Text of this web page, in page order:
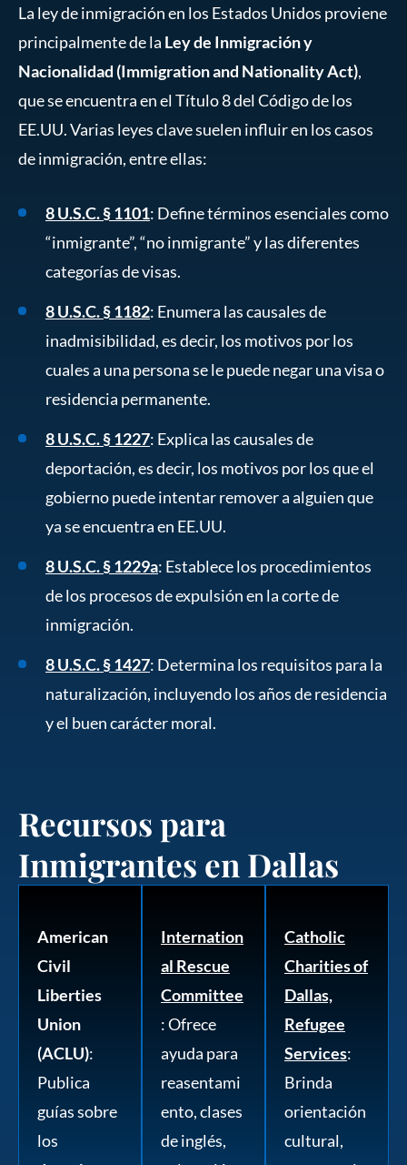
La ley de inmigración en los Estados Unidos proviene
principalmente de la Ley de Inmigración y
Nacionalidad (Immigration and Nationality Act),
que se encuentra en el Título 8 del Código de los
EE.UU. Varias leyes clave suelen influir en los casos
de inmigración, entre ellas:
8 U.S.C. § 1101: Define términos esenciales como
“inmigrante”, “no inmigrante” y las diferentes
categorías de visas.
8 U.S.C. § 1182: Enumera las causales de
inadmisibilidad, es decir, los motivos por los
cuales a una persona se le puede negar una visa o
residencia permanente.
8 U.S.C. § 1227: Explica las causales de
deportación, es decir, los motivos por los que el
gobierno puede intentar remover a alguien que
ya se encuentra en EE.UU.
8 U.S.C. § 1229a: Establece los procedimientos
de los procesos de expulsión en la corte de
inmigración.
8 U.S.C. § 1427: Determina los requisitos para la
naturalización, incluyendo los años de residencia
y el buen carácter moral.
Recursos para
Inmigrantes en Dallas
American
Civil
Liberties
Union
(ACLU):
Publica
guías sobre
los
Internation
al Rescue
Committee
: Ofrece
ayuda para
reasentami
ento, clases
de inglés,
Catholic
Charities of
Dallas,
Refugee
Services:
Brinda
orientación
cultural,